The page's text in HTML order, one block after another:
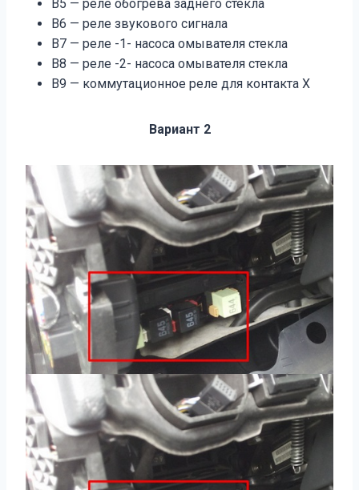
B5 — реле обогрева заднего стекла
B6 — реле звукового сигнала
B7 — реле -1- насоса омывателя стекла
B8 — реле -2- насоса омывателя стекла
B9 — кoммутaциoннoe рeлe для кoнтaктa X
Вариант 2